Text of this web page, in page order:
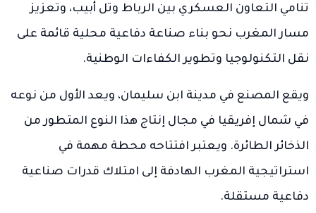
تنامي التعاون العسكري بين الرباط وتل أبيب، وتعزيز
مسار المغرب نحو بناء صناعة دفاعية محلية قائمة على
نقل التكنولوجيا وتطوير الكفاءات الوطنية.
ويقع المصنع في مدينة ابن سليمان، ويعد الأول من نوعه
في شمال إفريقيا في مجال إنتاج هذا النوع المتطور من
الذخائر الطائرة. ويعتبر افتتاحه محطة مهمة في
استراتيجية المغرب الهادفة إلى امتلاك قدرات صناعية
دفاعية مستقلة.